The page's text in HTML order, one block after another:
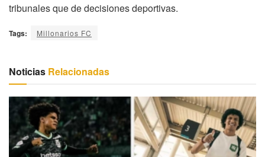
tribunales que de decisiones deportivas.
Tags: Millonarios FC
Noticias Relacionadas